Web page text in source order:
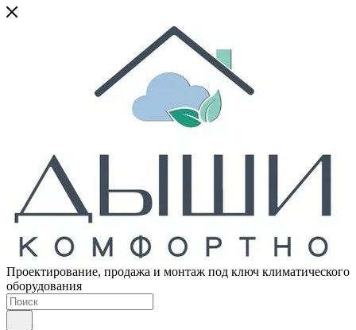
Проектирование, продажа и монтаж под ключ климатического
оборудования